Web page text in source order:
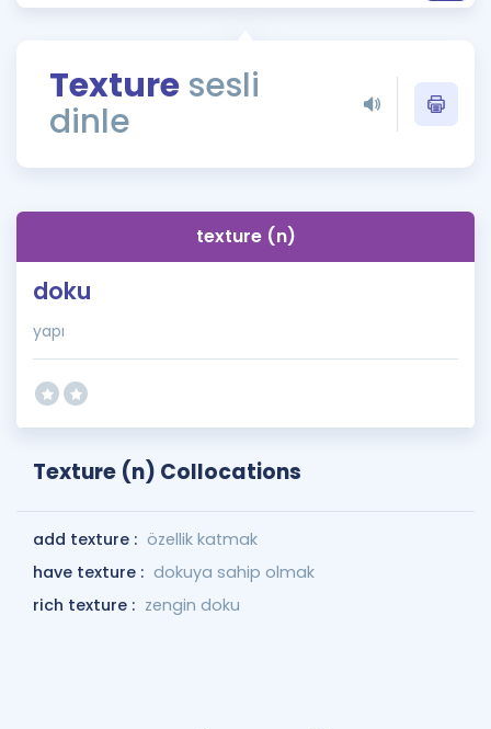
Rehberlik Aracı
ÖSYM Sınav Takvimi
İngilizce Gramer
Texture sesli
dinle
texture (n)
doku
yapı
Texture (n) Collocations
add texture : özellik katmak
have texture : dokuya sahip olmak
rich texture : zengin doku